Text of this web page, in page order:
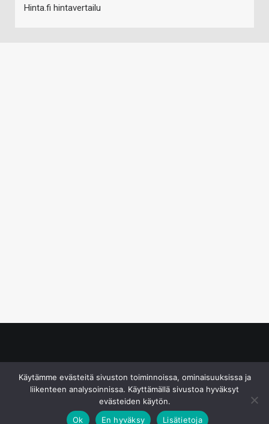
Hinta.fi hintavertailu
Käytämme evästeitä sivuston toiminnoissa, ominaisuuksissa ja
liikenteen analysoinnissa. Käyttämällä sivustoa hyväksyt
evästeiden käytön.
Ok
En hyväksy Lisätietoja